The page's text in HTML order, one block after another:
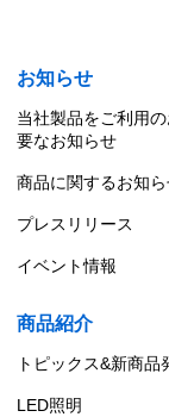
お知らせ
当社製品をご利用
要なお知らせ
商品に関するお知
プレスリリース
イベント情報
商品紹介
トピックス&新商品
LED照明